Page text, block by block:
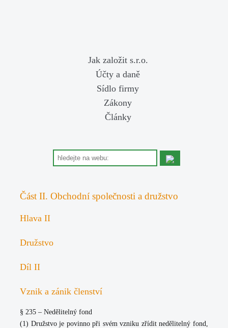
Jak založit s.r.o.
Účty a daně
Sídlo firmy
Zákony
Články
Část II. Obchodní společnosti a družstvo
Hlava II
Družstvo
Díl II
Vznik a zánik členství
§ 235 – Nedělitelný fond
(1) Družstvo je povinno při svém vzniku zřídit nedělitelný fond,